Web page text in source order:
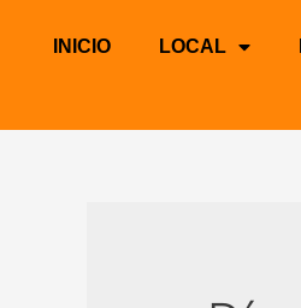
INICIO LOCAL